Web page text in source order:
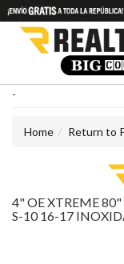
-
Home Return to
4" OE XTREME 80"
S-10 16-17